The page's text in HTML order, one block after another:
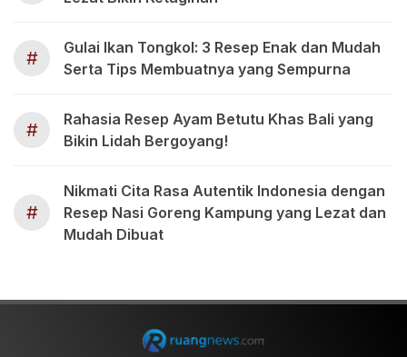
#
Gulai Ikan Tongkol: 3 Resep Enak dan Mudah
Serta Tips Membuatnya yang Sempurna
#
Rahasia Resep Ayam Betutu Khas Bali yang
Bikin Lidah Bergoyang!
#
Nikmati Cita Rasa Autentik Indonesia dengan
Resep Nasi Goreng Kampung yang Lezat dan
Mudah Dibuat